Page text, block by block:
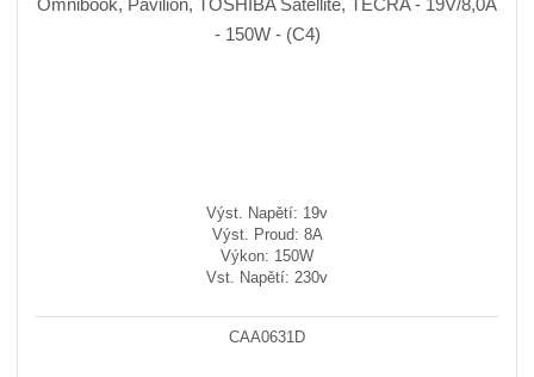
Výst. Napětí: 19v
Výst. Proud: 8A
Výkon: 150W
Vst. Napětí: 230v
CAA0631D